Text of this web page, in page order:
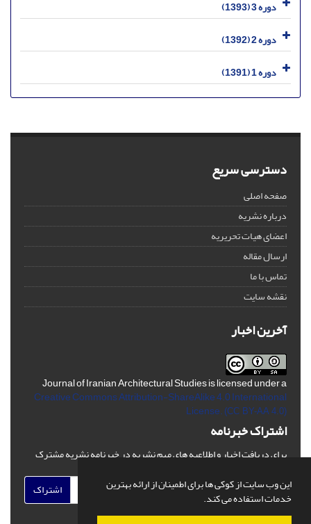
این وب سایت از کوکی ها برای اطمینان از ارائه بهترین
خدمات استفاده می کند.
دوره 3 (1393)
دوره 2 (1392)
دوره 1 (1391)
دسترسی سریع
صفحه اصلی
درباره نشریه
اعضای هیات تحریریه
ارسال مقاله
تماس با ما
نقشه سایت
آخرین اخبار
Journal of Iranian Architectural Studies is licensed under a
Creative Commons Attribution-ShareAlike 4.0 International
License. (CC BY-AA 4.0)
اشتراک خبرنامه
برای دریافت اخبار و اطلاعیه های مهم نشریه در خبرنامه نشریه مشترک
اشتراک